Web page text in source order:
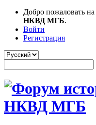
Добро пожаловать на
НКВД МГБ.
Войти
Регистрация